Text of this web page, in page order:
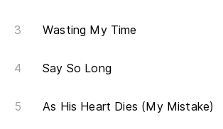
Wasting My Time
Say So Long
As His Heart Dies (My Mistake)